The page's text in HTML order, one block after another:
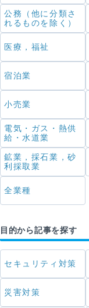
公務（他に分類さ
れるものを除く）
医療，福祉
宿泊業
小売業
電気・ガス・熱供
給・水道業
鉱業，採石業，砂
利採取業
全業種
目的から記事を探す
セキュリティ対策
災害対策